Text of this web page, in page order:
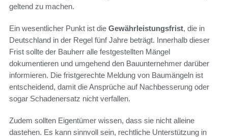
geltend zu machen.
Ein wesentlicher Punkt ist die Gewährleistungsfrist, die in
Deutschland in der Regel fünf Jahre beträgt. Innerhalb dieser
Frist sollte der Bauherr alle festgestellten Mängel
dokumentieren und umgehend den Bauunternehmer darüber
informieren. Die fristgerechte Meldung von Baumängeln ist
entscheidend, damit die Ansprüche auf Nachbesserung oder
sogar Schadenersatz nicht verfallen.
Zudem sollten Eigentümer wissen, dass sie nicht alleine
dastehen. Es kann sinnvoll sein, rechtliche Unterstützung in